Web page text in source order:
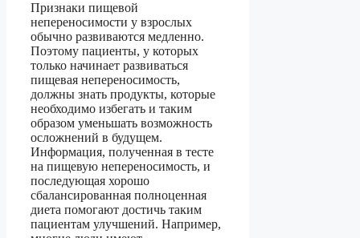
Признаки пищевой
непереносимости у взрослых
обычно развиваются медленно.
Поэтому пациенты, у которых
только начинает развиваться
пищевая непереносимость,
должны знать продукты, которые
необходимо избегать и таким
образом уменьшать возможность
осложнений в будущем.
Информация, полученная в тесте
на пищевую непереносимость, и
последующая хорошо
сбалансированная полноценная
диета помогают достичь таким
пациентам улучшений. Например,